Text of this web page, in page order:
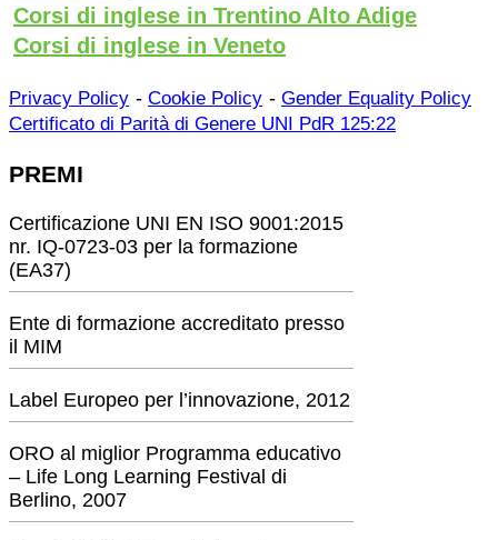
Corsi di inglese in Trentino Alto Adige
Corsi di inglese in Veneto
Privacy Policy - Cookie Policy - Gender Equality Policy
Certificato di Parità di Genere UNI PdR 125:22
PREMI
Certificazione UNI EN ISO 9001:2015
nr. IQ-0723-03 per la formazione
(EA37)
Ente di formazione accreditato presso
il MIM
Label Europeo per l’innovazione, 2012
ORO al miglior Programma educativo
– Life Long Learning Festival di
Berlino, 2007